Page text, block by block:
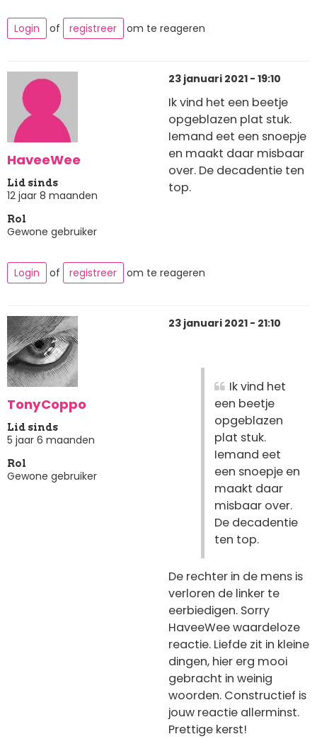
Login of registreer om te reageren
HaveeWee
Lid sinds
12 jaar 8 maanden
Rol
Gewone gebruiker
23 januari 2021 - 19:10
Ik vind het een beetje
opgeblazen plat stuk.
Iemand eet een snoepje
en maakt daar misbaar
over. De decadentie ten
top.
Login of registreer om te reageren
TonyCoppo
Lid sinds
5 jaar 6 maanden
Rol
Gewone gebruiker
23 januari 2021 - 21:10
Ik vind het
een beetje
opgeblazen
plat stuk.
Iemand eet
een snoepje en
maakt daar
misbaar over.
De decadentie
ten top.
De rechter in de mens is
verloren de linker te
eerbiedigen. Sorry
HaveeWee waardeloze
reactie. Liefde zit in kleine
dingen, hier erg mooi
gebracht in weinig
woorden. Constructief is
jouw reactie allerminst.
Prettige kerst!